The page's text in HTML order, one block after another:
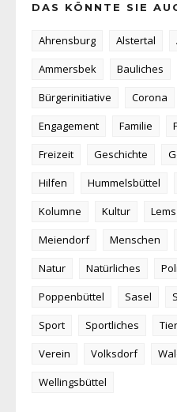
DAS KÖNNTE SIE
Ahrensburg Alstertal
Ammersbek
Bauliches
Bürgerinitiative
Corona
Engagement
Familie
Freizeit
Geschichte
Hilfen
Hummelsbüttel
Kolumne
Kultur
Meiendorf
Menschen
Natur
Natürliches
Poppenbüttel
Sasel
Sport
Sportliches
Verein
Volksdorf
Wellingsbüttel